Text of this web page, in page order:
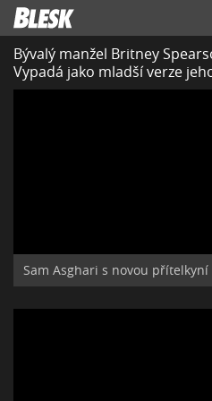
Bývalý manžel Britney
Vypadá jako mladší verze
Sam Asghari s novou přítelkyní